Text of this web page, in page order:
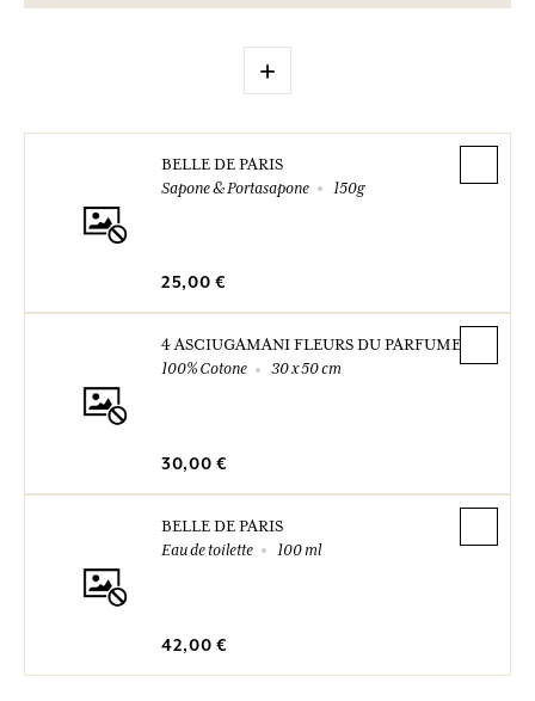
+
BELLE DE PARIS
Sapone & Portasapone
150g
25,00 €
4 ASCIUGAMANI FLEURS DU PARFUMEUR
100% Cotone
30 x 50 cm
30,00 €
BELLE DE PARIS
Eau de toilette
100 ml
42,00 €